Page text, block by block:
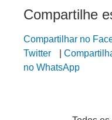
Compartilhe
Compartilhar no
Twitter
no WhatsApp